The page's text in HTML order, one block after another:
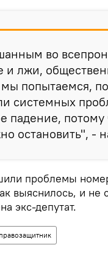
во
и лжи,
попытаемся,
системных
падение, потому
остановить", -
проблемы
выяснилось, и не
экс-депутат.
правозащитник